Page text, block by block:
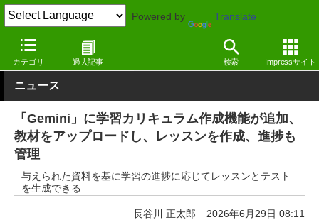
Powered by Translate
カテゴリ 過去記事 検索 Impressサイト
窓の杜 生成AI Gemini
ニュース
「Gemini」に学習カリキュラム作成機能が追加、
教材をアップロードし、レッスンを作成、進捗も
管理
与えられた資料を基に学習の進捗に応じてレッスンとテスト
を生成できる
長谷川 正太郎 2026年6月29日 08:11